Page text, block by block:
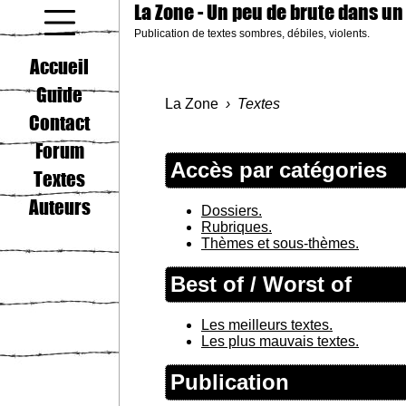
La Zone- Un peu de brute dans
Publication de textes sombres, débiles, violents.
Accueil
Guide
Contact
Forum
Textes
Auteurs
La Zone Textes
Accès par catégories
Dossiers.
Rubriques.
Thèmes et sous-thèmes.
Best of / Worst of
Les meilleurs textes.
Les plus mauvais textes.
Publication